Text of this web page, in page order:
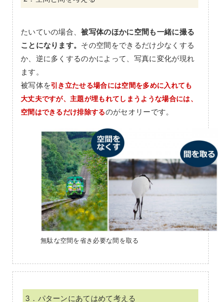
たいていの場合、被写体のほかに空間も一緒に撮る
ことになります。 その空間をできるだけ少なくする
か、逆に多くするのかによって、写真に変化が現れ
ます。
被写体を引き立たせる場合には空間を多めに入れても
大丈夫ですが、主題が埋もれてしまうような場合には、
空間はできるだけ排除するのがセオリーです。
無駄な空間を省き必要な間を取る
3．パターンにあてはめて考える